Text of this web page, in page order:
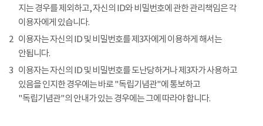
지는 경우를 제외하고, 자신의 ID와 비밀번호에 관한 관리책임은 각
이용자에게 있습니다.
2 이용자는 자신의 ID 및 비밀번호를 제3자에게 이용하게 해서는
안됩니다.
3 이용자는 자신의 ID 및 비밀번호를 도난당하거나 제3자가 사용하고
있음을 인지한 경우에는 바로 "독립기념관"에 통보하고
"독립기념관"의 안내가 있는 경우에는 그에 따라야 합니다.